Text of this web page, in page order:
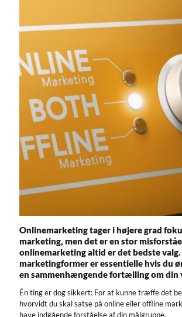
Onlinemarketing tager i højere grad
marketing, men det er en stor
onlinemarketing altid er det bedste valg.
marketingformer er essentielle hvis du
en sammenhængende fortælling om din
Én ting er dog sikkert: For at kunne træffe det
hvorvidt du skal satse på online eller offline
have indgående forståelse af din målgruppe.